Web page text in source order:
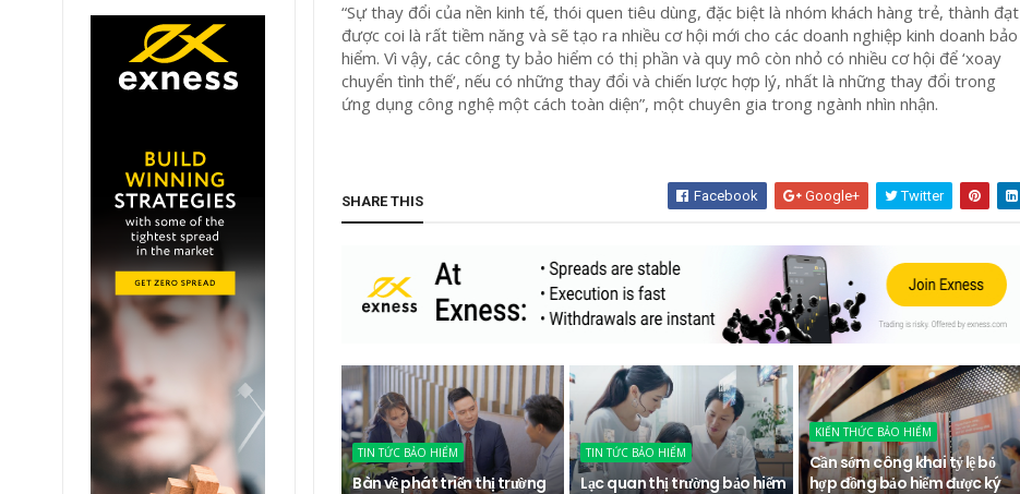
“Sự thay đổi của nền kinh tế, thói quen tiêu dùng, đặc biệt là nhóm khách hàng trẻ, thành đạt
được coi là rất tiềm năng và sẽ tạo ra nhiều cơ hội mới cho các doanh nghiệp kinh doanh bảo
hiểm. Vì vậy, các công ty bảo hiểm có thị phần và quy mô còn nhỏ có nhiều cơ hội để ‘xoay
chuyển tình thế’, nếu có những thay đổi và chiến lược hợp lý, nhất là những thay đổi trong
ứng dụng công nghệ một cách toàn diện”, một chuyên gia trong ngành nhìn nhận.
SHARE THIS Facebook Google+ Twitter
TIN TỨC BẢO HIỂM
Bàn về phát triển thị trường
TIN TỨC BẢO HIỂM
Lạc quan thị trường bảo hiểm
KIẾN THỨC BẢO HIỂM
Cần sớm công khai tỷ lệ bỏ
hợp đồng bảo hiểm được ký